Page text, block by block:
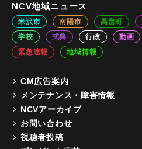
NCV地域ニュース
米沢市 南陽市 高畠町
学校
式典 行政 動画
緊急速報
地域情報
CM広告案内
メンテナンス・障害情報
NCVアーカイブ
お問い合わせ
視聴者投稿